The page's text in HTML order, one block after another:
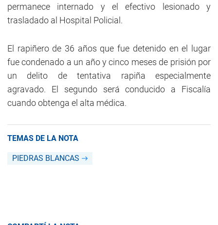
permanece internado y el efectivo lesionado y
trasladado al Hospital Policial.
El rapiñero de 36 años que fue detenido en el lugar
fue condenado a un año y cinco meses de prisión por
un delito de tentativa rapiña especialmente
agravado. El segundo será conducido a Fiscalía
cuando obtenga el alta médica.
TEMAS DE LA NOTA
PIEDRAS BLANCAS